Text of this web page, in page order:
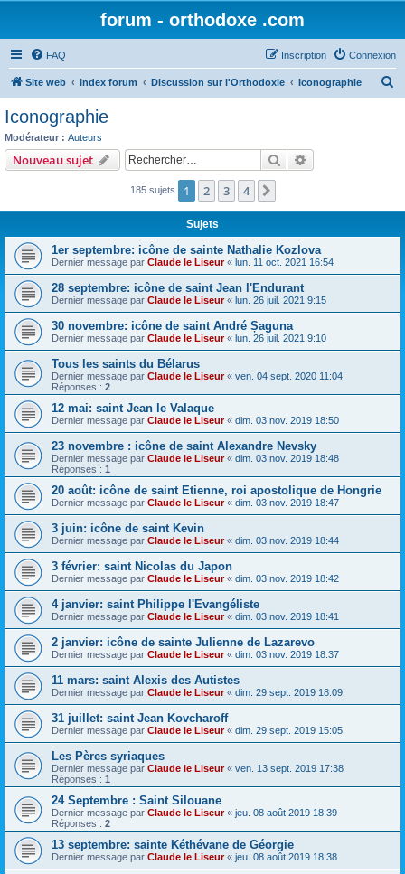
forum - orthodoxe .com
FAQ Connexion
Inscription
Site web Index forum Discussion sur l'Orthodoxie Iconographie
c
r
Iconographie
Modérateur : Auteurs
Nouveau sujet Rechercher
185 sujets 1 2 3 4
Sujets
1er septembre: icône de sainte Nathalie Kozlova
Dernier message par Claude le Liseur« lun. 11 oct. 2021 16:54
28 septembre: icône de saint Jean l'Endurant
Dernier message par Claude le Liseur« lun. 26 juil. 2021 9:15
30 novembre: icône de saint André Șaguna
Dernier message par Claude le Liseur« lun. 26 juil. 2021 9:10
Tous les saints du Bélarus
Dernier message par Claude le Liseur« ven. 04 sept. 2020 11:04
Réponses : 2
12 mai: saint Jean le Valaque
Dernier message par Claude le Liseur« dim. 03 nov. 2019 18:50
23 novembre : icône de saint Alexandre Nevsky
Dernier message par Claude le Liseur« dim. 03 nov. 2019 18:48
Réponses : 1
20 août: icône de saint Etienne, roi apostolique de Hongrie
Dernier message par Claude le Liseur« dim. 03 nov. 2019 18:47
3 juin: icône de saint Kevin
Dernier message par Claude le Liseur« dim. 03 nov. 2019 18:44
3 février: saint Nicolas du Japon
Dernier message par Claude le Liseur« dim. 03 nov. 2019 18:42
4 janvier: saint Philippe l'Evangéliste
Dernier message par Claude le Liseur« dim. 03 nov. 2019 18:41
2 janvier: icône de sainte Julienne de Lazarevo
Dernier message par Claude le Liseur« dim. 03 nov. 2019 18:37
11 mars: saint Alexis des Autistes
Dernier message par Claude le Liseur« dim. 29 sept. 2019 18:09
31 juillet: saint Jean Kovcharoff
Dernier message par Claude le Liseur« dim. 29 sept. 2019 15:05
Les Pères syriaques
Dernier message par Claude le Liseur« ven. 13 sept. 2019 17:38
Réponses : 1
24 Septembre : Saint Silouane
Dernier message par Claude le Liseur« jeu. 08 août 2019 18:39
Réponses : 2
13 septembre: sainte Kéthévane de Géorgie
Dernier message par Claude le Liseur« jeu. 08 août 2019 18:38